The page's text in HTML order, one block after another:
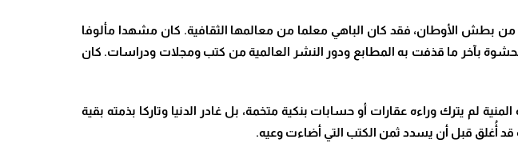
من بطش الأوطان، فقد كان الباهي معلما من معالمها الثقافية. كان مشهدا مألوفا
محشوة بآخر ما قذفت به المطابع ودور النشر العالمية من كتب ومجلات ودراسات. كان
لم يترك وراءه عقارات أو حسابات بنكية متخمة، بل غادر الدنيا وتاركا بذمته بقية
قد أُغلق قبل أن يسدد ثمن الكتب التي أضاءت وعيه.